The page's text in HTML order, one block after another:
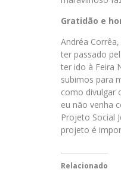
Gratidão e
Andréa
ter passado
ter ido à Feira
subimos para
como divulgar
eu não venha
Projeto Social
projeto é
Relacionado